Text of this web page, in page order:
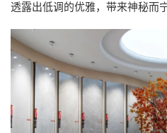
透露出低调的优雅，带来神秘而